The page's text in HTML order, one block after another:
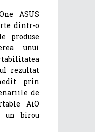
ASUS
dintr-o
produse
unui
rezultat
prin
de
AiO
un birou